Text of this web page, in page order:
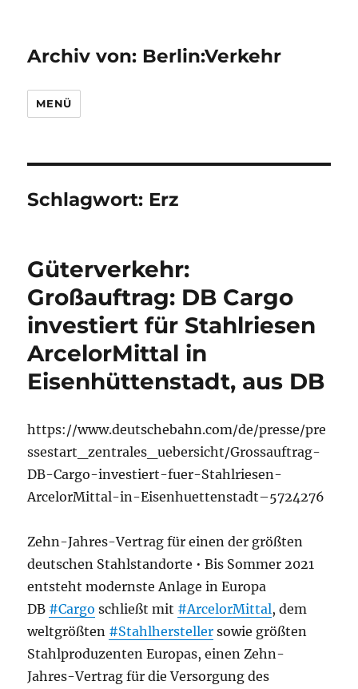
Archiv von: Berlin:Verkehr
MENÜ
Schlagwort: Erz
Güterverkehr:
Großauftrag: DB Cargo
investiert für Stahlriesen
ArcelorMittal in
Eisenhüttenstadt, aus DB
https://www.deutschebahn.com/de/presse/pre
ssestart_zentrales_uebersicht/Grossauftrag-
DB-Cargo-investiert-fuer-Stahlriesen-
ArcelorMittal-in-Eisenhuettenstadt–5724276
Zehn-Jahres-Vertrag für einen der größten
deutschen Stahlstandorte • Bis Sommer 2021
entsteht modernste Anlage in Europa
DB #Cargo schließt mit #ArcelorMittal, dem
weltgrößten #Stahlhersteller sowie größten
Stahlproduzenten Europas, einen Zehn-
Jahres-Vertrag für die Versorgung des